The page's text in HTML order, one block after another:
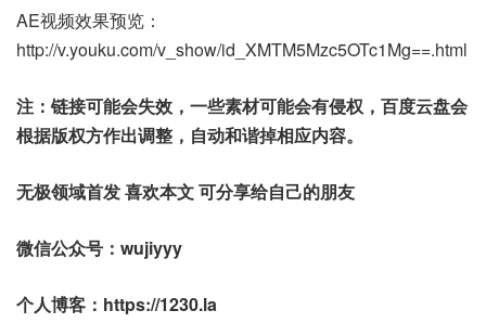
AE视频效果预览：
http://v.youku.com/v_show/id_XMTM5Mzc5OTc1Mg==.html
注：链接可能会失效，一些素材可能会有侵权，百度云盘会
根据版权方作出调整，自动和谐掉相应内容。
无极领域首发 喜欢本文 可分享给自己的朋友
微信公众号：wujiyyy
个人博客：https://1230.la